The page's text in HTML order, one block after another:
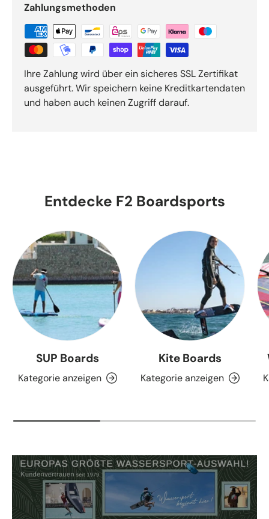
Zahlungsmethoden
Ihre Zahlung wird über ein sicheres SSL Zertifikat
ausgeführt. Wir speichern keine Kreditkartendaten
und haben auch keinen Zugriff darauf.
Entdecke F2 Boardsports
SUP Boards
Kategorie anzeigen
Kite Boards
Kategorie anzeigen